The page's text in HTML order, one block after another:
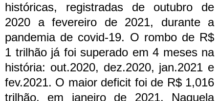
históricas, registradas de outubro de
2020 a fevereiro de 2021, durante a
pandemia de covid-19. O rombo de R$
1 trilhão já foi superado em 4 meses na
história: out.2020, dez.2020, jan.2021 e
fev.2021. O maior deficit foi de R$ 1,016
trilhão, em janeiro de 2021. Naquela